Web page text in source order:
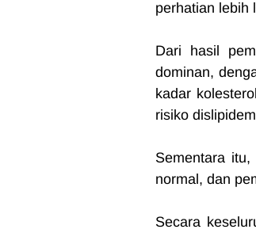
perhatian lebih
Dari hasil
dominan,
kadar
risiko
Sementara
normal, dan
Secara